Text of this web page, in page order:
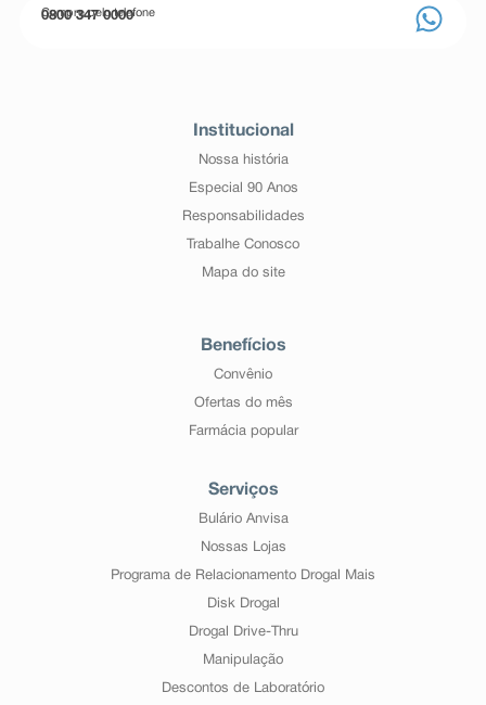
Compre pelo telefone
0800 347 0000
Institucional
Nossa história
Especial 90 Anos
Responsabilidades
Trabalhe Conosco
Mapa do site
Benefícios
Convênio
Ofertas do mês
Farmácia popular
Serviços
Bulário Anvisa
Nossas Lojas
Programa de Relacionamento Drogal Mais
Disk Drogal
Drogal Drive-Thru
Manipulação
Descontos de Laboratório